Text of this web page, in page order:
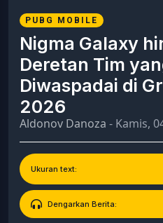
PUBG MOBILE
Nigma Galaxy
Deretan Tim
Diwaspadai di
2026
Aldonov Danoza - Kamis,
Ukuran text:
Dengarkan Berita: